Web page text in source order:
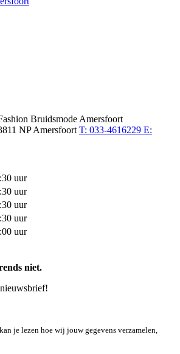
Bruidsmode Amersfoort
NP AmersfoortT: 033-4616229 E:
uur
uur
uur
uur
uur
niet.
kan je lezen hoe wij jouw gegevens verzamelen,